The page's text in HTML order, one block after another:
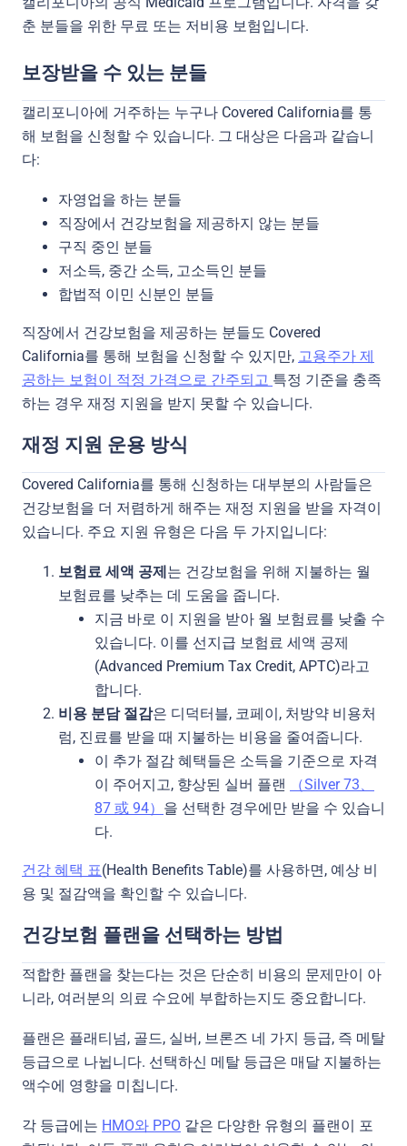
춘 분들을 위한 무료 또는 저비용 보험입니다.
보장받을 수 있는 분들
캘리포니아에 거주하는 누구나 Covered California를 통
해 보험을 신청할 수 있습니다. 그 대상은 다음과 같습니
다:
자영업을 하는 분들
직장에서 건강보험을 제공하지 않는 분들
구직 중인 분들
저소득, 중간 소득, 고소득인 분들
합법적 이민 신분인 분들
직장에서 건강보험을 제공하는 분들도 Covered
California를 통해 보험을 신청할 수 있지만, 고용주가 제
공하는 보험이 적정 가격으로 간주되고 특정 기준을 충족
하는 경우 재정 지원을 받지 못할 수 있습니다.
재정 지원 운용 방식
Covered California를 통해 신청하는 대부분의 사람들은
건강보험을 더 저렴하게 해주는 재정 지원을 받을 자격이
있습니다. 주요 지원 유형은 다음 두 가지입니다:
보험료 세액 공제는 건강보험을 위해 지불하는 월
보험료를 낮추는 데 도움을 줍니다.
지금 바로 이 지원을 받아 월 보험료를 낮출 수
있습니다. 이를 선지급 보험료 세액 공제
(Advanced Premium Tax Credit, APTC)라고
합니다.
비용 분담 절감은 디덕터블, 코페이, 처방약 비용처
럼, 진료를 받을 때 지불하는 비용을 줄여줍니다.
이 추가 절감 혜택들은 소득을 기준으로 자격
이 주어지고, 향상된 실버 플랜
（Silver 73、
87 或 94） 을 선택한 경우에만 받을 수 있습니
다.
건강 혜택 표(Health Benefits Table)를 사용하면, 예상 비
용 및 절감액을 확인할 수 있습니다.
건강보험 플랜을 선택하는 방법
적합한 플랜을 찾는다는 것은 단순히 비용의 문제만이 아
니라, 여러분의 의료 수요에 부합하는지도 중요합니다.
플랜은 플래티넘, 골드, 실버, 브론즈 네 가지 등급, 즉 메탈
등급으로 나뉩니다. 선택하신 메탈 등급은 매달 지불하는
액수에 영향을 미칩니다.
각 등급에는 HMO와 PPO 같은 다양한 유형의 플랜이 포